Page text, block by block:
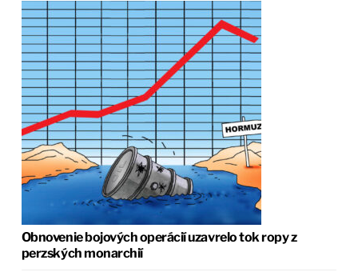
Obnovenie bojových operácií uzavrelo tok ropy z
perzských monarchií